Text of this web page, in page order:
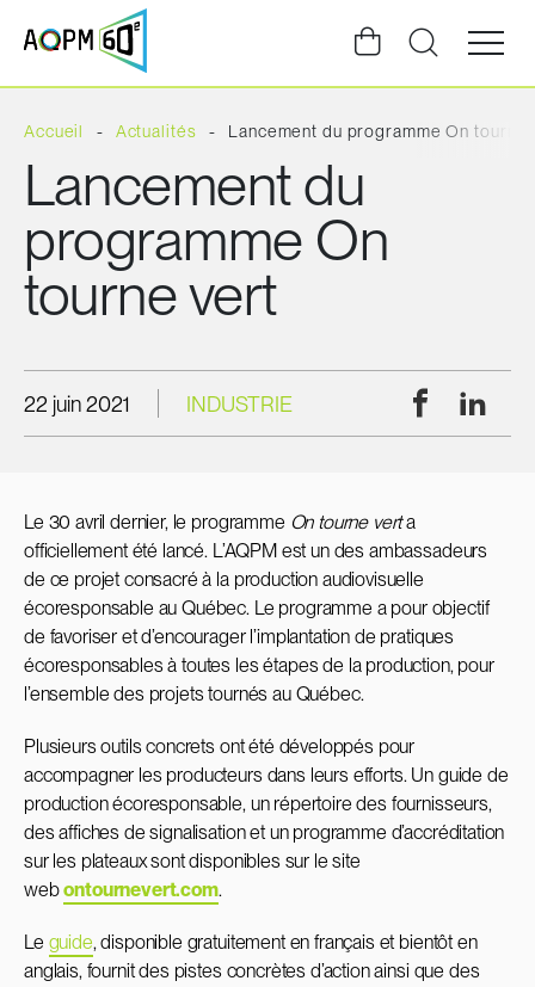
Ouvrir
la
du
Accueil Actualités Lancement du programme On tourne
Lancement du
programme On
tourne vert
22 juin 2021 INDUSTRIE Facebook
Le 30 avril dernier, le programme On tourne verta
officiellement été lancé. L’AQPM est un des ambassadeurs
de ce projet consacré à la production audiovisuelle
écoresponsable au Québec. Le programme a pour objectif
de favoriser et d’encourager l’implantation de pratiques
écoresponsables à toutes les étapes de la production, pour
l’ensemble des projets tournés au Québec.
Plusieurs outils concrets ont été développés pour
accompagner les producteurs dans leurs efforts. Un guide de
production écoresponsable, un répertoire des fournisseurs,
des affiches de signalisation et un programme d’accréditation
sur les plateaux sont disponibles sur le site
webontournevert.com.
Le guide, disponible gratuitement en français et bientôt en
anglais, fournit des pistes concrètes d’action ainsi que des